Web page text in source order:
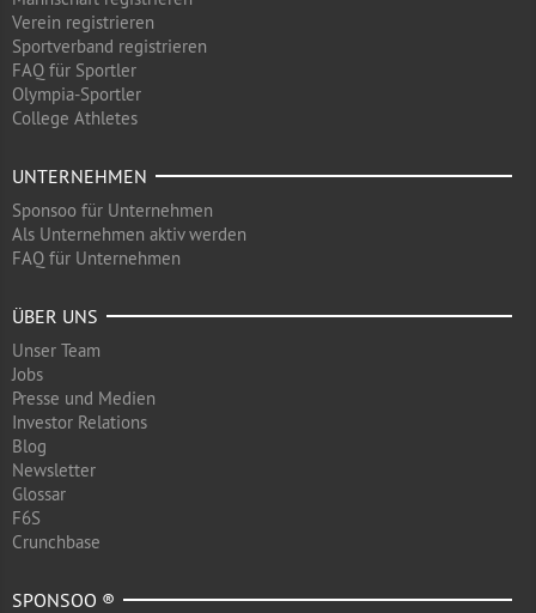
Verein registrieren
Sportverband registrieren
FAQ für Sportler
Olympia-Sportler
College Athletes
UNTERNEHMEN
Sponsoo für Unternehmen
Als Unternehmen aktiv werden
FAQ für Unternehmen
ÜBER UNS
Unser Team
Jobs
Presse und Medien
Investor Relations
Blog
Newsletter
Glossar
F6S
Crunchbase
SPONSOO ®